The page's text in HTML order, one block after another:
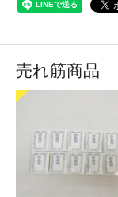
売れ筋商品